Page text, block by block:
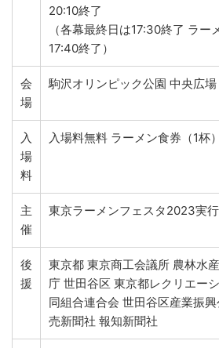
20:10終了
（各幕最終日は17:30終了 ラー
17:40終了）
会
場
駒沢オリンピック公園 中央広場
入
場
料
入場料無料 ラーメン食券（1杯
主
催
東京ラーメンフェスタ2023実
後
援
東京都 東京商工会議所 農林水
庁 世田谷区 東京都レクリエー
同組合連合会 世田谷区産業振
売新聞社 報知新聞社